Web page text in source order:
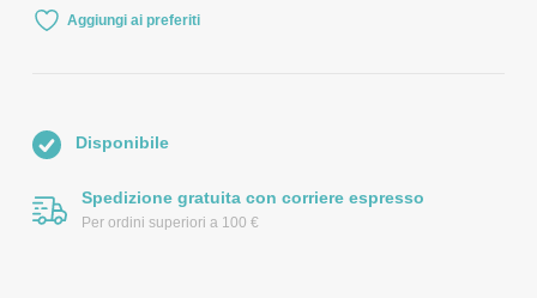
Aggiungi ai preferiti
Disponibile
Spedizione gratuita con corriere espresso
Per ordini superiori a 100 €